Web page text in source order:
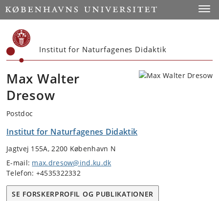
Start
Institut for Naturfagenes Didaktik
Max Walter
Dresow
Postdoc
Institut for Naturfagenes Didaktik
Jagtvej 155A, 2200 København N
E-mail: max.dresow@ind.ku.dk
Telefon: +4535322332
SE FORSKERPROFIL OG PUBLIKATIONER